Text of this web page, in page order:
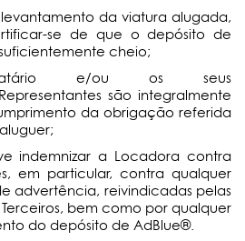
da viatura alugada,
se de que o depósito de
cheio;
e/ou os seus
são integralmente
da obrigação referida
indemnizar a Locadora contra
em particular, contra qualquer
advertência, reivindicadas pelas
bem como por qualquer
do depósito de AdBlue®.